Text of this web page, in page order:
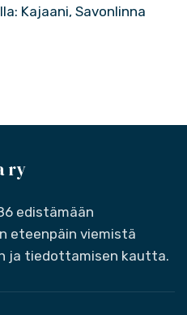
Kajaani, Savonlinna
ry
edistämään
eteenpäin viemistä
ja tiedottamisen kautta.